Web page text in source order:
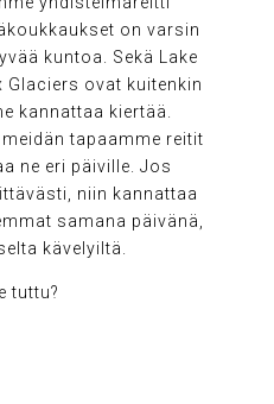
on varsin
kuntoa. Sekä Lake
Glaciers ovat kuitenkin
kannattaa kiertää.
tapaamme reitit
ne eri päiville. Jos
niin kannattaa
samana päivänä,
kävelyiltä.
tuttu?